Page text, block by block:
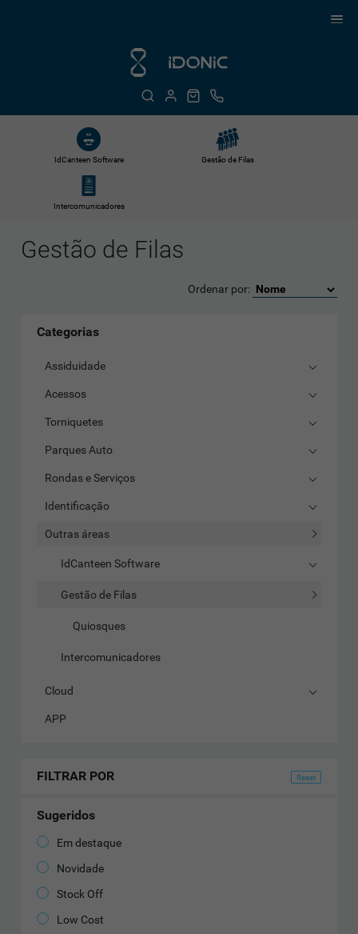
IdCanteen Software Gestão de Filas
Intercomunicadores
Gestão de Filas
Ordenar por:
Categorias
Assiduidade
Acessos
Torniquetes
Parques Auto
Rondas e Serviços
Identificação
Outras áreas
IdCanteen Software
Gestão de Filas
Quiosques
Intercomunicadores
Cloud
APP
FILTRAR POR
Sugeridos
Em destaque
Novidade
Stock Off
Low Cost